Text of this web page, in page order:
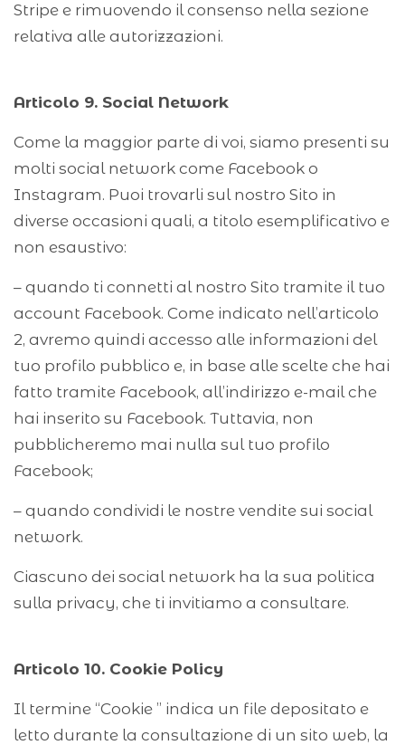
Stripe e rimuovendo il consenso nella sezione
relativa alle autorizzazioni.
Articolo 9. Social Network
Come la maggior parte di voi, siamo presenti su
molti social network come Facebook o
Instagram. Puoi trovarli sul nostro Sito in
diverse occasioni quali, a titolo esemplificativo e
non esaustivo:
– quando ti connetti al nostro Sito tramite il tuo
account Facebook. Come indicato nell’articolo
2, avremo quindi accesso alle informazioni del
tuo profilo pubblico e, in base alle scelte che hai
fatto tramite Facebook, all’indirizzo e-mail che
hai inserito su Facebook. Tuttavia, non
pubblicheremo mai nulla sul tuo profilo
Facebook;
– quando condividi le nostre vendite sui social
network.
Ciascuno dei social network ha la sua politica
sulla privacy, che ti invitiamo a consultare.
Articolo 10. Cookie Policy
Il termine “Cookie ” indica un file depositato e
letto durante la consultazione di un sito web, la